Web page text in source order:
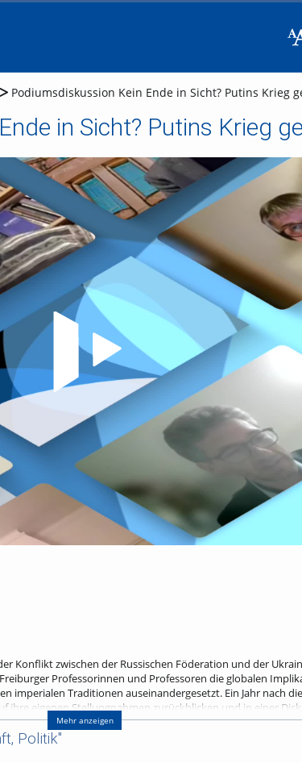
Podiumsdiskussion Kein Ende in Sicht? Putins Krieg
in Sicht? Putins Krieg
Video abspielen
Konflikt zwischen der Russischen Föderation und der
Professorinnen und Professoren die globalen
imperialen Traditionen auseinandergesetzt. Ein Jahr nach
ihre eigenen Stellungnahmen zurückblicken und in einer
Mehr anzeigen
Politik"